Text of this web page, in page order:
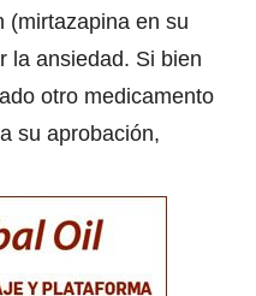
(mirtazapina en su
la ansiedad. Si bien
otro medicamento
su aprobación,